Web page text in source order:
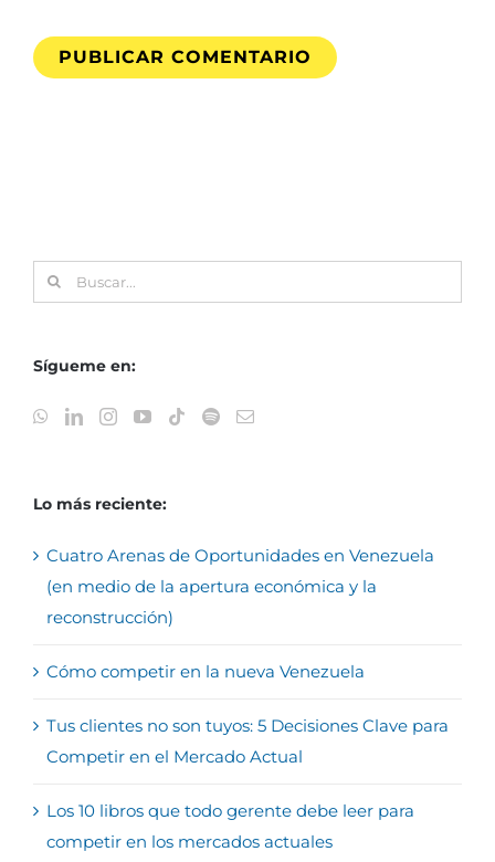
Buscar:
Sígueme en:
Lo más reciente:
Cuatro Arenas de Oportunidades en Venezuela
(en medio de la apertura económica y la
reconstrucción)
Cómo competir en la nueva Venezuela
Tus clientes no son tuyos: 5 Decisiones Clave para
Competir en el Mercado Actual
Los 10 libros que todo gerente debe leer para
competir en los mercados actuales